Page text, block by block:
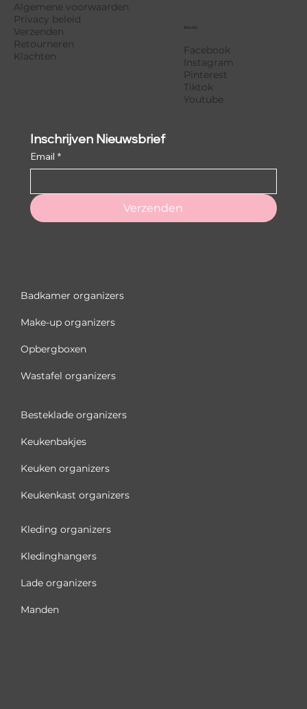
Algemene voorwaarden
Privacy beleid
Verzenden
Retourneren
Klachten
Facebook
Instagram
Pinterest
Tiktok
Youtube
Social
Inschrijven Nieuwsbrief
Email *
Verzenden
Besteklade organizers
Keukenbakjes
Keuken organizers
Keukenkast organizers
Badkamer organizers
Make-up organizers
Opbergboxen
Wastafel organizers
Kleding organizers
Kledinghangers
Lade organizers
Manden